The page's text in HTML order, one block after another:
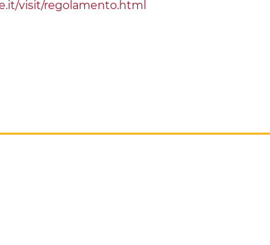
visit/regolamento.html